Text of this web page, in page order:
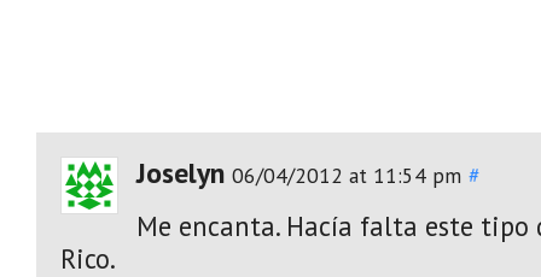
Joselyn 06/04/2012 at 11:54 pm #
Me encanta. Hacía falta este tipo
Rico.